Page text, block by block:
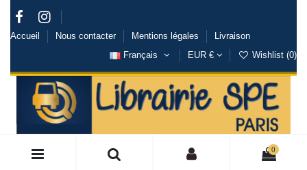
Accueil Nous contacter Mentions légales
Livraison
Français
EUR € Wishlist (0)
0